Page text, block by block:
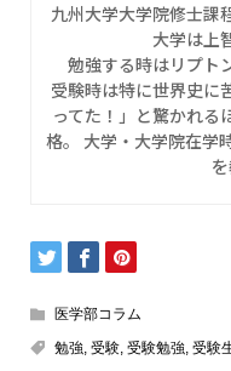
九州大学大学院修士課
大学は上
勉強する時はリプト
受験時は特に世界史に
ってた！」と驚かれる
格。 大学・大学院在学
医学部コラム
勉強, 受験, 受験勉強, 受験